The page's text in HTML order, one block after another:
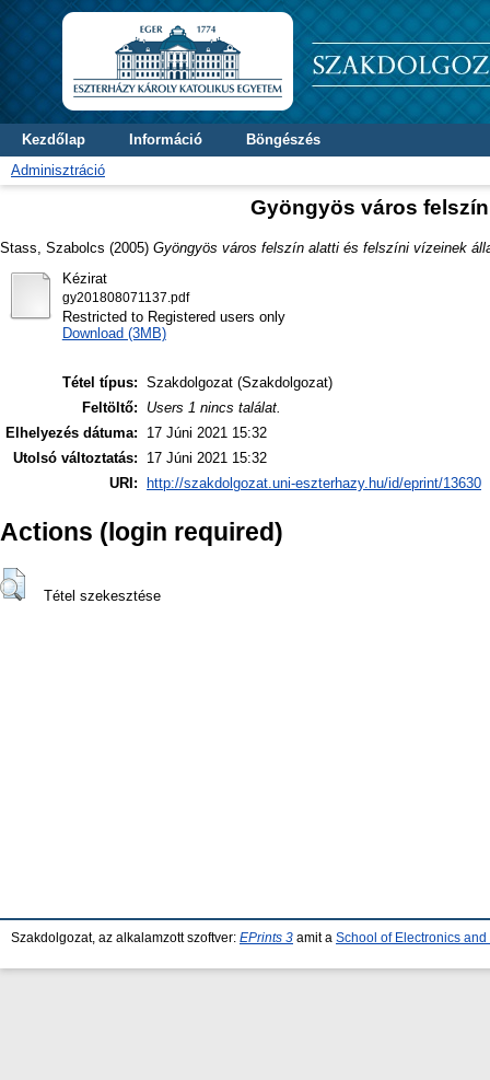
Kezdőlap Információ
Böngészés
Adminisztráció
Gyöngyös város
Stass, Szabolcs (2005) Gyöngyös város felszín alatti és felszíni vízeinek
Kézirat
gy201808071137.pdf
Restricted to Registered users only
Download (3MB)
Tétel típus: Szakdolgozat (Szakdolgozat)
Feltöltő:
Users 1 nincs találat.
Elhelyezés dátuma:
17 Júni 2021 15:32
Utolsó változtatás:
17 Júni 2021 15:32
URI:
http://szakdolgozat.uni-eszterhazy.hu/id/eprint/13630
Actions (login required)
Tétel szekesztése
Szakdolgozat, az alkalamzott szoftver: EPrints 3 amit a School of Electronics